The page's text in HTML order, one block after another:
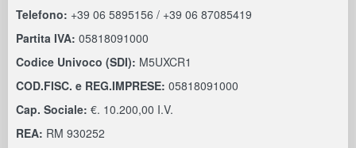
Telefono: +39 06 5895156 / +39 06 87085419
Partita IVA: 05818091000
Codice Univoco (SDI): M5UXCR1
COD.FISC. e REG.IMPRESE: 05818091000
Cap. Sociale: €. 10.200,00 I.V.
REA: RM 930252